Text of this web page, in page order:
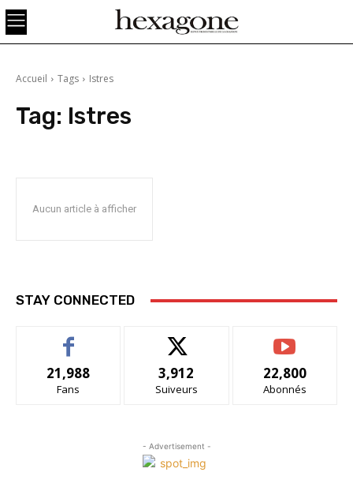
Accueil Tags Istres
Tag: Istres
Aucun article à afficher
STAY CONNECTED
21,988
Fans
3,912
Suiveurs
22,800
Abonnés
- Advertisement -